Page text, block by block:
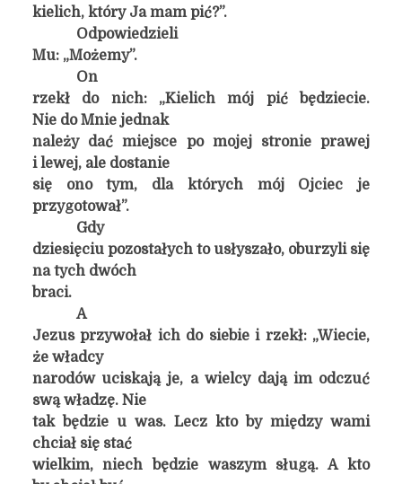
kielich, który Ja mam pić?”.
Odpowiedzieli
Mu: „Możemy”.
On
rzekł do nich: „Kielich mój pić będziecie.
Nie do Mnie jednak
należy dać miejsce po mojej stronie prawej
i lewej, ale dostanie
się ono tym, dla których mój Ojciec je
przygotował”.
Gdy
dziesięciu pozostałych to usłyszało, oburzyli się
na tych dwóch
braci.
A
Jezus przywołał ich do siebie i rzekł: „Wiecie,
że władcy
narodów uciskają je, a wielcy dają im odczuć
swą władzę. Nie
tak będzie u was. Lecz kto by między wami
chciał się stać
wielkim, niech będzie waszym sługą. A kto